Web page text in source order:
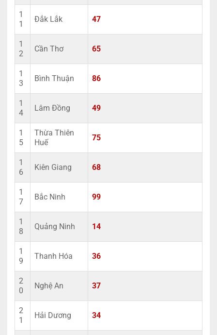
1
1
Đắk Lắk 47
1
2
Cần Thơ 65
1
3
Bình Thuận 86
1
4
Lâm Đồng 49
1
5
Thừa Thiên
Huế
75
1
6
Kiên Giang 68
1
7
Bắc Ninh 99
1
8
Quảng Ninh 14
1
9
Thanh Hóa 36
2
0
Nghệ An 37
2
1
Hải Dương 34